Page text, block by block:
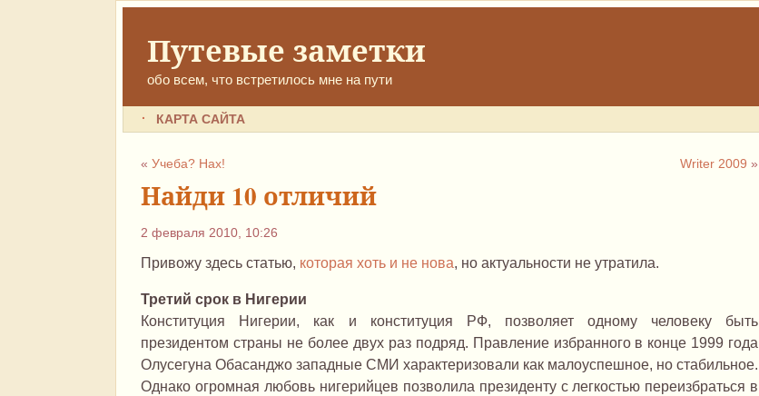
Путевые заметки
обо всем, что встретилось мне на пути
КАРТА САЙТА
«Учеба? Нах! Writer 2009 »
Найди 10 отличий
2 февраля 2010, 10:26
Привожу здесь статью, которая хоть и не нова, но актуальности не утратила.
Третий срок в Нигерии
Конституция Нигерии, как и конституция РФ, позволяет одному человеку быть
президентом страны не более двух раз подряд. Правление избранного в конце 1999 года
Олусегуна Обасанджо западные СМИ характеризовали как малоуспешное, но стабильное.
Однако огромная любовь нигерийцев позволила президенту с легкостью переизбраться в